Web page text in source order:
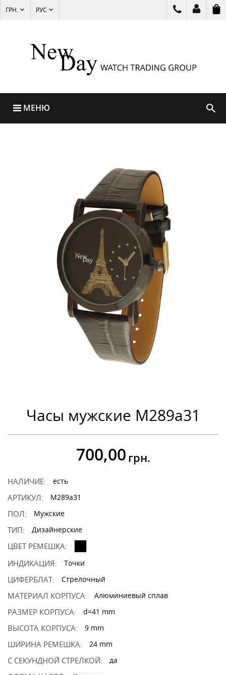
ГРН. РУС
МЕНЮ
Часы мужские M289a31
700,00 грн.
НАЛИЧИЕ: есть
АРТИКУЛ: M289a31
ПОЛ: Мужские
ТИП: Дизайнерские
ЦВЕТ РЕМЕШКА:
ИНДИКАЦИЯ:
Точки
ЦИФЕРБЛАТ: Стрелочный
МАТЕРИАЛ КОРПУСА: Алюминиевый сплав
РАЗМЕР КОРПУСА: d=41 mm
ВЫСОТА КОРПУСА: 9 mm
ШИРИНА РЕМЕШКА: 24 mm
С СЕКУНДНОЙ СТРЕЛКОЙ: да